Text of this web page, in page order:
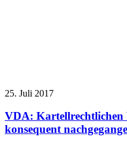
25. Juli 2017
VDA: Kartellrechtlichen
konsequent